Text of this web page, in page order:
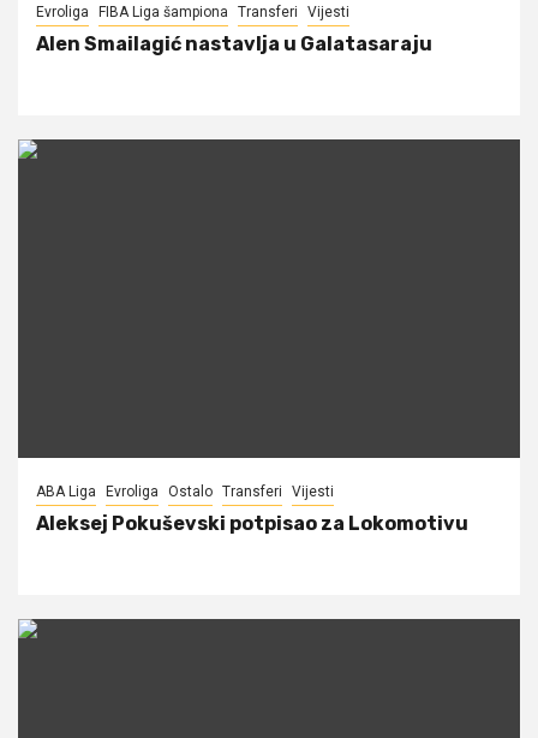
Evroliga FIBA Liga šampiona Transferi Vijesti
Alen Smailagić nastavlja u Galatasaraju
ABA Liga Evroliga Ostalo Transferi Vijesti
Aleksej Pokuševski potpisao za Lokomotivu